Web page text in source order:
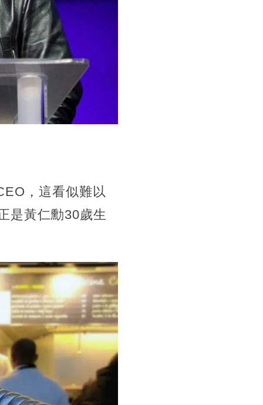
，這看似難以
是黃仁勳30歲生